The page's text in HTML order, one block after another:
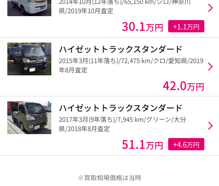
県/2019年10月査定
30.1万円 +1.1万円
ハイゼットトラックスタンダード
2015年3月(11年落ち)/72,475 km/クロ/愛知県/2019
年8月査定
42.0万円
ハイゼットトラックスタンダード
2017年3月(9年落ち)/7,945 km/グリーン/大分
県/2018年8月査定
51.1万円 +4.6万円
※買取相場価格は当時